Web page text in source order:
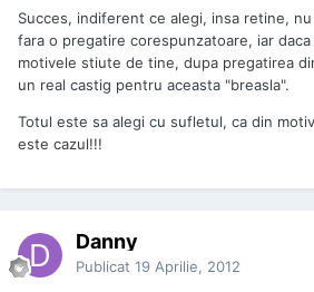
Succes, indiferent ce alegi, insa retine,
fara o pregatire corespunzatoare, iar
motivele stiute de tine, dupa pregatirea
un real castig pentru aceasta "breasla".
Totul este sa alegi cu sufletul, ca din
este cazul!!!
Danny
Publicat 19 Aprilie, 2012